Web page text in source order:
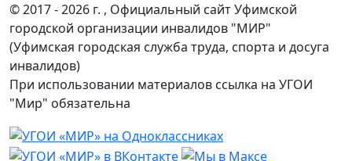
© 2017 - 2026 г. , Официальный сайт Уфимской
городской организации инвалидов "МИР"
(Уфимская городская служба труда, спорта и досуга
инвалидов)
При использовании материалов ссылка на УГОИ
"Мир" обязательна